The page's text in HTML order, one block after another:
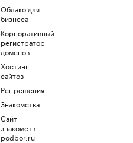
Облако для
бизнеса
Корпоративный
регистратор
доменов
Хостинг
сайтов
Рег.решения
Знакомства
Сайт
знакомств
podbor.ru